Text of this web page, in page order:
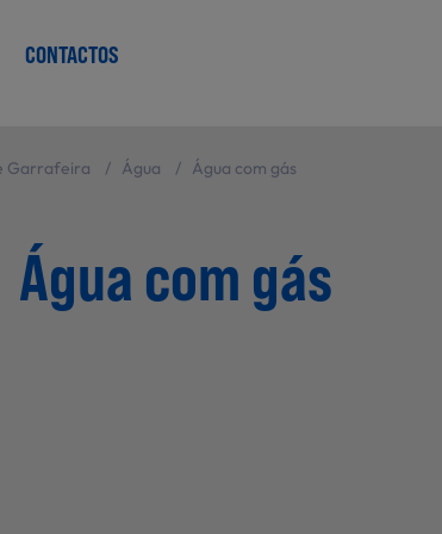
CONTACTOS
Garrafeira / Água / Água com gás
Água com gás